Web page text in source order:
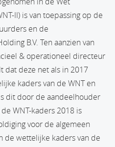
II) is van toepassing op de
en de
B.V. Ten aanzien van
& operationeel directeur
dat deze net als in 2017
kaders van de WNT en
dit door de aandeelhouder
WNT-kaders 2018 is
voor de algemeen
de wettelijke kaders van de